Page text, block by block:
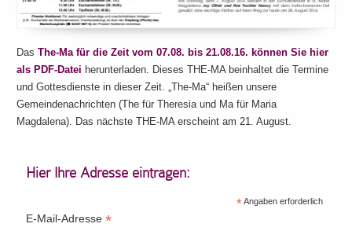
Das The-Ma für die Zeit vom 07.08. bis 21.08.16. können Sie hier
als PDF-Datei herunterladen. Dieses THE-MA beinhaltet die Termine
und Gottesdienste in dieser Zeit. „The-Ma“ heißen unsere
Gemeindenachrichten (The für Theresia und Ma für Maria
Magdalena). Das nächste THE-MA erscheint am 21. August.
Hier Ihre Adresse eintragen:
*Angaben erforderlich
E-Mail-Adresse*